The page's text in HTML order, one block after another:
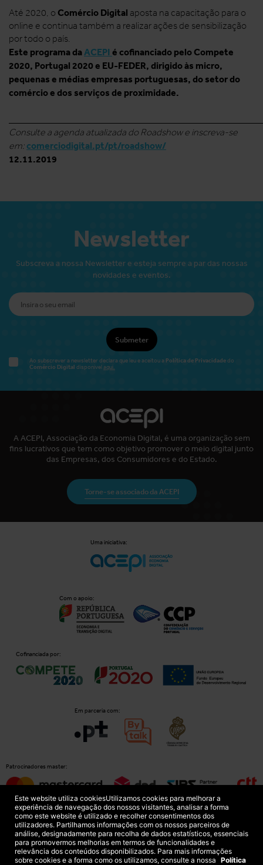
Até 2020, o Comércio Digital aposta na capacitação para o
online e continua também a realizar ações de sensibilização
por todo o país.
Este programa daACEPI é cofinanciado pelo Compete
2020, Portugal 2020 e EU-FEDER, dirigido às micro,
pequenas e médias empresas portuguesas, do setor do
comércio e dos serviços de proximidade.
Consulte a agenda atualizada do Roadshow e inscreva-se
em: comerciodigital.pt/pt/roadshow/
12.11.2019
Newsletter
Subscreva a nossa Newsletter e esteja sempre a par das nossas
novidades e eventos.
Submeter
Ao subscrever a newsletter declara que leu e aceitou a Política de Privacidadedo
Comércio Digital disponível aqui.
A ACEPI, Associação da Economia Digital, é uma organização sem
fins lucrativos que tem como objetivo promover o meio digital junto
das Empresas, dos Consumidores e do Estado.
Torne-se associado da ACEPI
Uma iniciativa:
Com o apoio:
Cofinanciada por:
Em parceria com:
Patrocinadores master:
Patrocinadores principais:
Este website utiliza cookiesUtilizamos cookies para melhorar a
experiência de navegação dos nossos visitantes, analisar a forma
como este website é utilizado e recolher consentimentos dos
utilizadores. Partilhamos informações com os nossos parceiros de
análise, designadamente para recolha de dados estatísticos, essenciais
para promovermos melhorias em termos de funcionalidades e
relevância dos conteúdos disponibilizados. Para mais informações
sobre cookies e a forma como os utilizamos, consulte a nossa Política